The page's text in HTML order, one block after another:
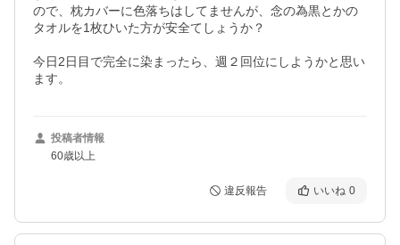
ので、枕カバーに色落ちはしてませんが、念の為黒とかの
タオルを1枚ひいた方が安全てしょうか？
今日2日目で完全に染まったら、週２回位にしようかと思い
ます。
投稿者情報
60歳以上
違反報告 いいね 0